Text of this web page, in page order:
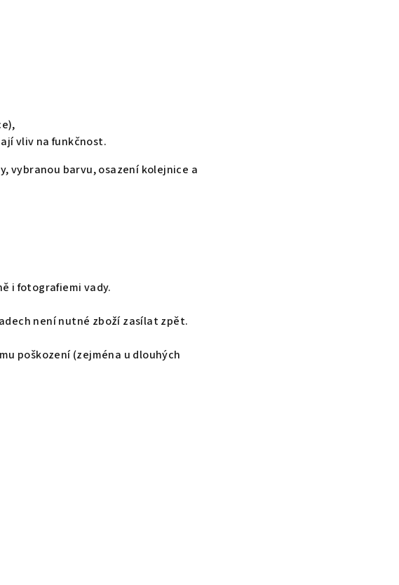
vliv na funkčnost.
vybranou barvu, osazení kolejnice a
i fotografiemi vady.
není nutné zboží zasílat zpět.
poškození (zejména u dlouhých